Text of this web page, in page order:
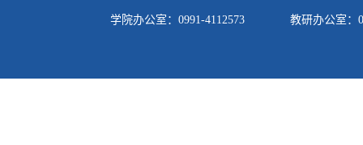
学院办公室：0991-4112573 教研办公室：